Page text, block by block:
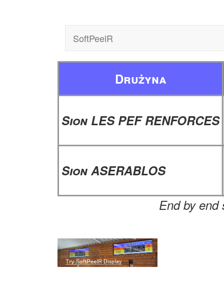
SoftPeelR
Drużyna
Sion LES PEF RENFORCES
Sion ASERABLOS
End by end